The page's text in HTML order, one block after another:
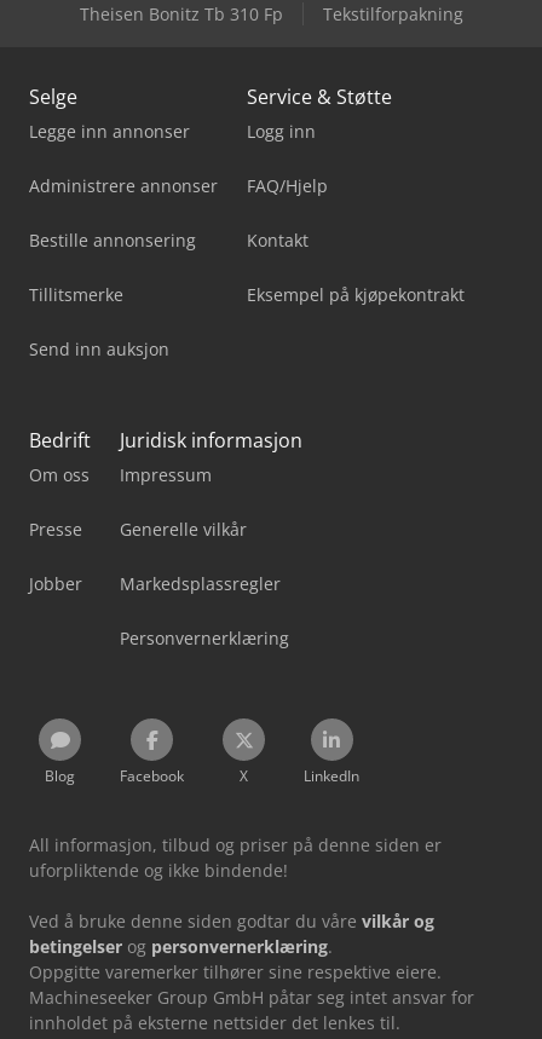
Theisen Bonitz Tb 310 Fp
Tekstilforpakning
Selge
Legge inn annonser
Administrere annonser
Bestille annonsering
Tillitsmerke
Send inn auksjon
Service & Støtte
Logg inn
FAQ/Hjelp
Kontakt
Eksempel på kjøpekontrakt
Bedrift
Om oss
Presse
Jobber
Juridisk informasjon
Impressum
Generelle vilkår
Markedsplassregler
Personvernerklæring
Blog Facebook X LinkedIn
All informasjon, tilbud og priser på denne siden er
uforpliktende og ikke bindende!
Ved å bruke denne siden godtar du våre vilkår og
betingelser og personvernerklæring.
Oppgitte varemerker tilhører sine respektive eiere.
Machineseeker Group GmbH påtar seg intet ansvar for
innholdet på eksterne nettsider det lenkes til.